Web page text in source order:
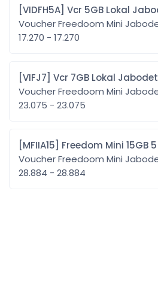
[VIDFH5A] Vcr 5GB
Voucher Freedoom Mini
17.270 - 17.270
[VIFJ7] Vcr 7GB Lokal
Voucher Freedoom Mini
23.075 - 23.075
[MFIIA15] Freedom Mini
Voucher Freedoom Mini
28.884 - 28.884